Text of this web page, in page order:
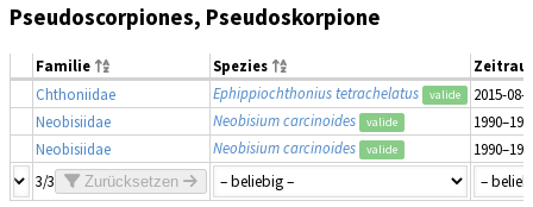
Pseudoscorpiones, Pseudoskorpione
Familie Spezies
Chthoniidae
Ephippiochthonius tetrachelatus valide
2015-08-
Neobisiidae
Neobisium carcinoides valide
Neobisiidae
Neobisium carcinoides valide
3/3
Zurücksetzen